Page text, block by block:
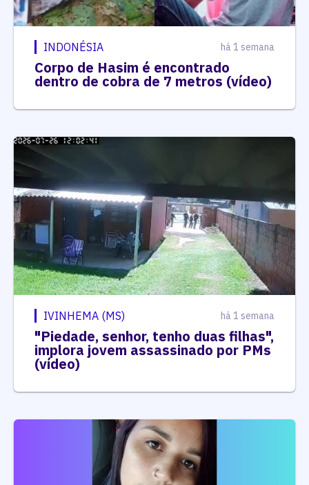
INDONÉSIA há 1 semana
Corpo de Hasim é encontrado
dentro de cobra de 7 metros (vídeo)
IVINHEMA (MS) há 1 semana
"Piedade, senhor, tenho duas filhas",
implora jovem assassinado por PMs
(vídeo)